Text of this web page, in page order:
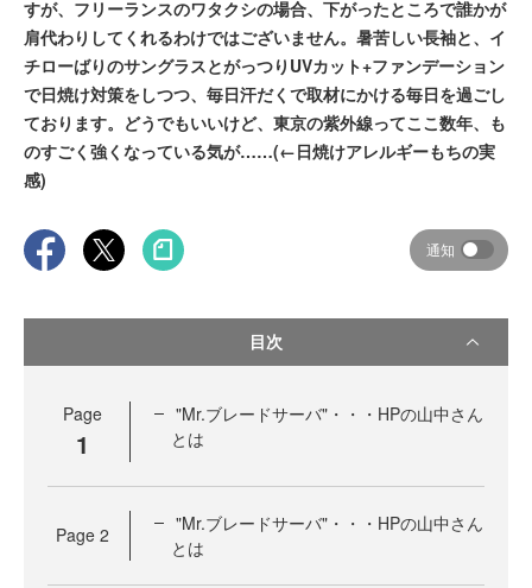
すが、フリーランスのワタクシの場合、下がったところで誰かが
肩代わりしてくれるわけではございません。暑苦しい長袖と、イ
チローばりのサングラスとがっつりUVカット+ファンデーション
で日焼け対策をしつつ、毎日汗だくで取材にかける毎日を過ごし
ております。どうでもいいけど、東京の紫外線ってここ数年、も
のすごく強くなっている気が……(←日焼けアレルギーもちの実
感)
通知
目次
Page
1
"Mr.ブレードサーバ"・・・HPの山中さん
とは
Page 2
"Mr.ブレードサーバ"・・・HPの山中さん
とは